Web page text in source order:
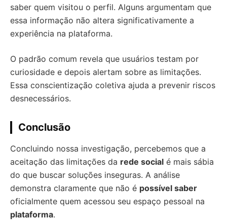
saber quem visitou o perfil. Alguns argumentam que
essa informação não altera significativamente a
experiência na plataforma.
O padrão comum revela que usuários testam por
curiosidade e depois alertam sobre as limitações.
Essa conscientização coletiva ajuda a prevenir riscos
desnecessários.
Conclusão
Concluindo nossa investigação, percebemos que a
aceitação das limitações da rede social é mais sábia
do que buscar soluções inseguras. A análise
demonstra claramente que não é possível saber
oficialmente quem acessou seu espaço pessoal na
plataforma.